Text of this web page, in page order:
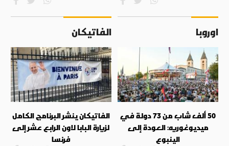
اوروبا
50 ألف شاب من 73 دولة في
ميديوغوريه: العودة إلى
الينبوع
الفاتيكان
الفاتيكان ينشر البرنامج الكامل
لزيارة البابا لاون الرابع عشر إلى
فرنسا